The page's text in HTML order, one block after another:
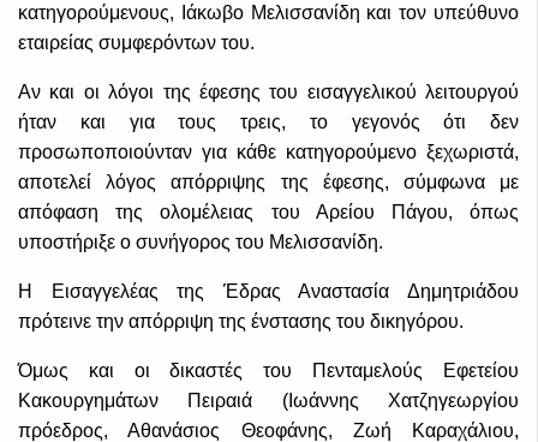
κατηγορούμενους, Ιάκωβο Μελισσανίδη και τον υπεύθυνο
εταιρείας συμφερόντων του.
Αν και οι λόγοι της έφεσης του εισαγγελικού λειτουργού
ήταν και για τους τρεις, το γεγονός ότι δεν
προσωποποιούνταν για κάθε κατηγορούμενο ξεχωριστά,
αποτελεί λόγος απόρριψης της έφεσης, σύμφωνα με
απόφαση της ολομέλειας του Αρείου Πάγου, όπως
υποστήριξε ο συνήγορος του Μελισσανίδη.
Η Εισαγγελέας της Έδρας Αναστασία Δημητριάδου
πρότεινε την απόρριψη της ένστασης του δικηγόρου.
Όμως και οι δικαστές του Πενταμελούς Εφετείου
Κακουργημάτων Πειραιά (Ιωάννης Χατζηγεωργίου
πρόεδρος, Αθανάσιος Θεοφάνης, Ζωή Καραχάλιου,